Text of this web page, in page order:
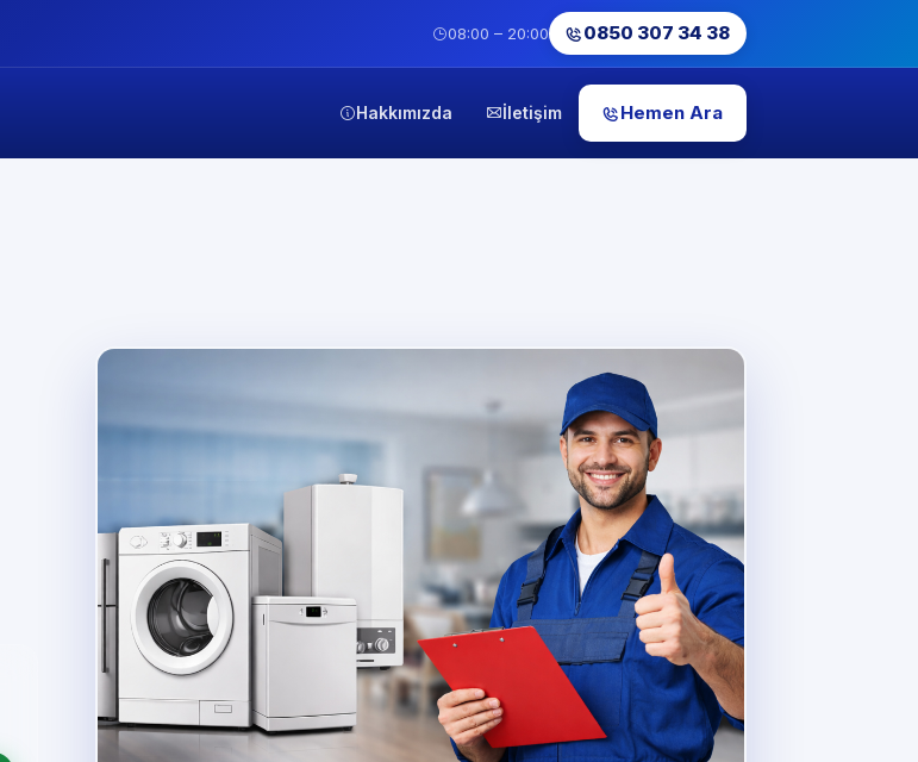
08:00 – 20:00 0850 307 34 38
Hakkımızda İletişim Hemen Ara